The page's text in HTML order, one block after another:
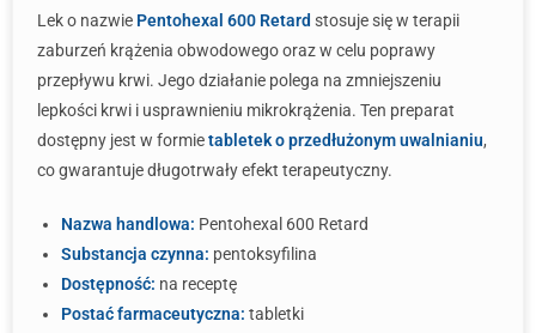
Lek o nazwie Pentohexal 600 Retard stosuje się w terapii
zaburzeń krążenia obwodowego oraz w celu poprawy
przepływu krwi. Jego działanie polega na zmniejszeniu
lepkości krwi i usprawnieniu mikrokrążenia. Ten preparat
dostępny jest w formietabletek o przedłużonym uwalnianiu,
co gwarantuje długotrwały efekt terapeutyczny.
Nazwa handlowa: Pentohexal 600 Retard
Substancja czynna: pentoksyfilina
Dostępność: na receptę
Postać farmaceutyczna: tabletki